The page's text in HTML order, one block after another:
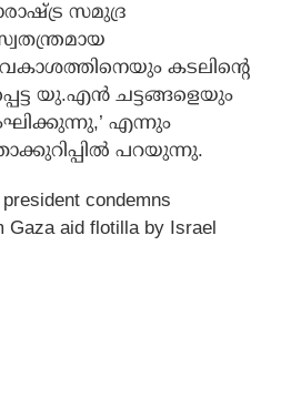
സമുദ്ര
കടലിന്റെ
യു.എന്‍ ചട്ടങ്ങളെയും
എന്നും
പറയുന്നു.
condemns
Gaza aid flotilla by Israel